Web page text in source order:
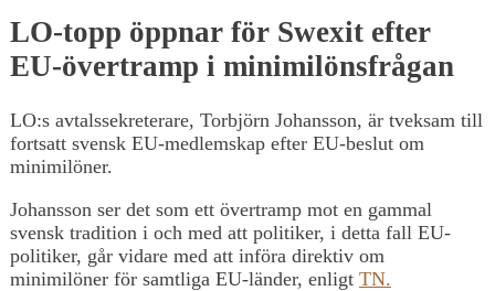
LO-topp öppnar för Swexit efter
EU-övertramp i minimilönsfrågan
LO:s avtalssekreterare, Torbjörn Johansson, är tveksam till
fortsatt svensk EU-medlemskap efter EU-beslut om
minimilöner.
Johansson ser det som ett övertramp mot en gammal
svensk tradition i och med att politiker, i detta fall EU-
politiker, går vidare med att införa direktiv om
minimilöner för samtliga EU-länder, enligt TN.